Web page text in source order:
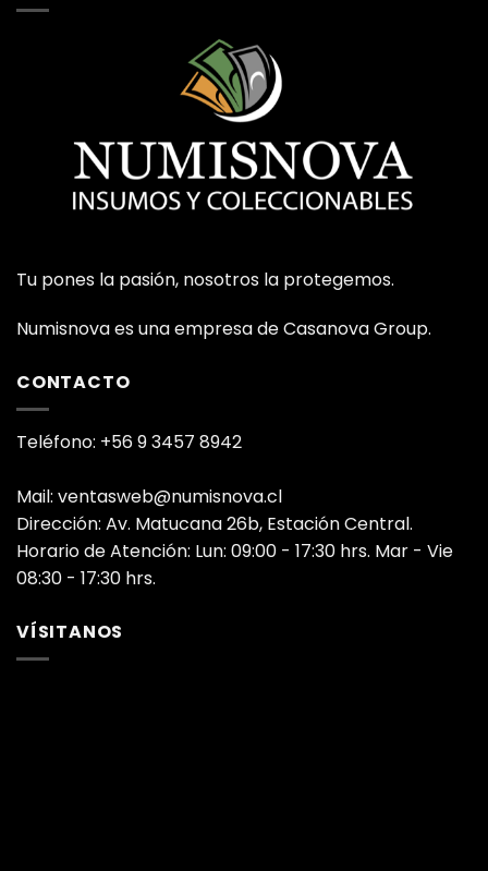
Tu pones la pasión, nosotros la protegemos.
Numisnova es una empresa de Casanova Group.
CONTACTO
Teléfono: +56 9 3457 8942
Mail: ventasweb@numisnova.cl
Dirección: Av. Matucana 26b, Estación Central.
Horario de Atención: Lun: 09:00 - 17:30 hrs. Mar - Vie
08:30 - 17:30 hrs.
VÍSITANOS